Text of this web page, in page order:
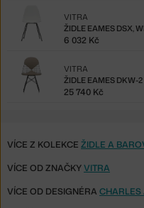
ŽIDLE EAMES DSX,
VITRA
6 032 Kč
ŽIDLE EAMES DKW-2
VITRA
25 740 Kč
VÍCE Z KOLEKCE ŽIDLE A
VÍCE OD ZNAČKYVITRA
VÍCE OD DESIGNÉRA CHARLES